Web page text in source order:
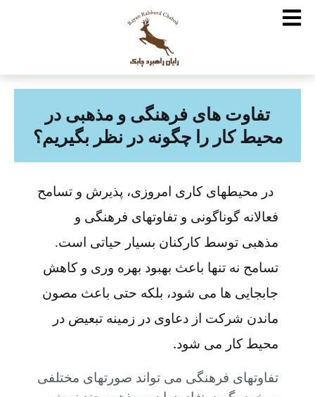
تفاوت های فرهنگی و مذهبی در
محیط کار را چگونه در نظر بگیریم؟
در محیطهای کاری امروزی، پذیرش و تسامح
فعالانه گوناگونی و تفاوتهای فرهنگی و
مذهبی توسط کارکنان بسیار حیاتی است.
تسامح نه تنها باعث بهبود بهره وری و کاهش
جابجایی ها می شود، بلکه حتی باعث مصون
ماندن شرکت از دعاوی در زمینه تبعیض در
محیط کار می شود.
تفاوتهای فرهنگی می تواند صورتهای مختلفی